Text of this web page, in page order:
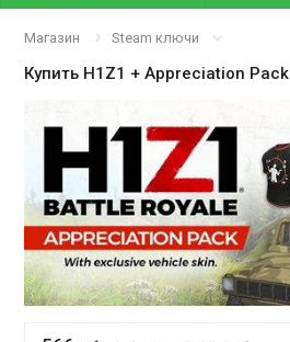
Магазин Steam ключи
Купить H1Z1 + Appreciation Pack